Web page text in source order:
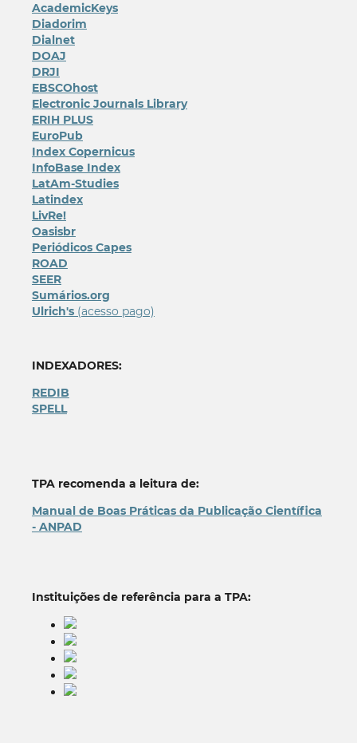
AcademicKeys
Diadorim
Dialnet
DOAJ
DRJI
EBSCOhost
Electronic Journals Library
ERIH PLUS
EuroPub
Index Copernicus
InfoBase Index
LatAm-Studies
Latindex
LivRe!
Oasisbr
Periódicos Capes
ROAD
SEER
Sumários.org
Ulrich's(acesso pago)
INDEXADORES:
REDIB
SPELL
TPA recomenda a leitura de:
Manual de Boas Práticas da Publicação Científica
- ANPAD
Instituições de referência para a TPA: